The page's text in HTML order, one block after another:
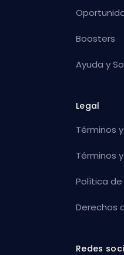
Boosters
Ayuda y
Legal
Términos
Términos
Política de
Derechos
Redes